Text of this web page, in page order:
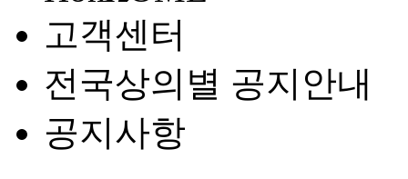
고객센터
전국상의별 공지안내
공지사항